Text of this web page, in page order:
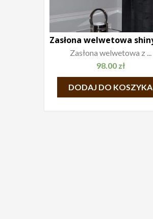
Zasłona welwetowa z ...
98.00 zł
DODAJ DO KOSZYKA